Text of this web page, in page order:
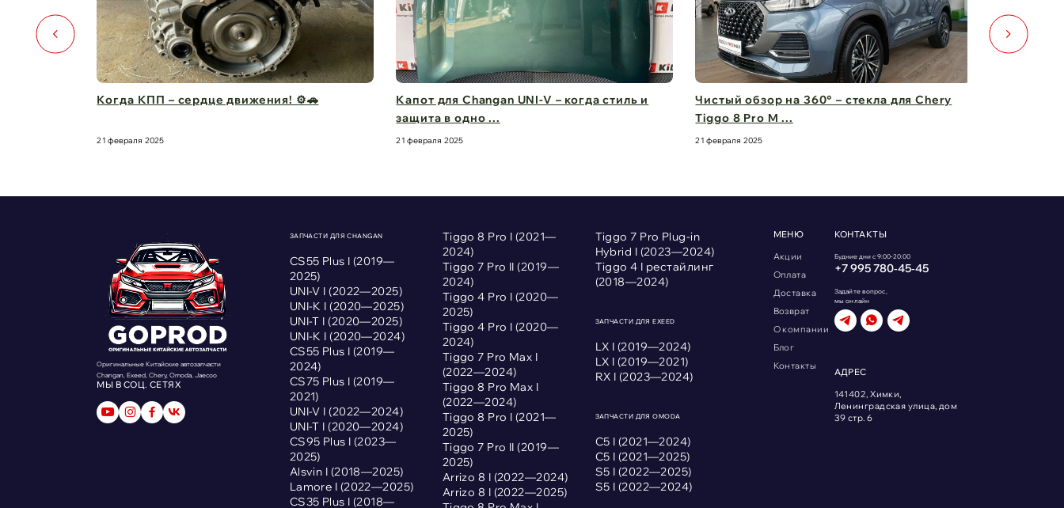
Когда КПП – сердце движения! ⚙️🚗
21 февраля 2025
Капот для Changan UNI-V – когда стиль и
защита в одно ...
21 февраля 2025
Чистый обзор на 360° – стекла для Chery
Tiggo 8 Pro M ...
21 февраля 2025
Оригинальные Китайские автозапчасти
Changan, Exeed, Chery, Omoda, Jaecoo
МЫ В СОЦ. СЕТЯХ
ЗАПЧАСТИ ДЛЯ CHANGAN
CS55 Plus I (2019—
2025)
UNI-V I (2022—2025)
UNI-K I (2020—2025)
UNI-T I (2020—2025)
UNI-K I (2020—2024)
CS55 Plus I (2019—
2024)
CS75 Plus I (2019—
2021)
UNI-V I (2022—2024)
UNI-T I (2020—2024)
CS95 Plus I (2023—
2025)
Alsvin I (2018—2025)
Lamore I (2022—2025)
CS35 Plus I (2018—
Tiggo 8 Pro I (2021—
2024)
Tiggo 7 Pro II (2019—
2024)
Tiggo 4 Pro I (2020—
2025)
Tiggo 4 Pro I (2020—
2024)
Tiggo 7 Pro Max I
(2022—2024)
Tiggo 8 Pro Max I
(2022—2024)
Tiggo 8 Pro I (2021—
2025)
Tiggo 7 Pro II (2019—
2025)
Arrizo 8 I (2022—2024)
Arrizo 8 I (2022—2025)
Tiggo 7 Pro Plug-in
Hybrid I (2023—2024)
Tiggo 4 I рестайлинг
(2018—2024)
ЗАПЧАСТИ ДЛЯ EXEED
LX I (2019—2024)
LX I (2019—2021)
RX I (2023—2024)
ЗАПЧАСТИ ДЛЯ OMODA
С5 I (2021—2024)
С5 I (2021—2025)
S5 I (2022—2025)
S5 I (2022—2024)
МЕНЮ
Акции
Оплата
Доставка
Возврат
О компании
Блог
Контакты
КОНТАКТЫ
Будние дни с 9:00-20:00
+7 995 780‑45‑45
Задайте вопрос,
мы онлайн
АДРЕС
141402, Химки,
Ленинградская улица, дом
39 стр. 6